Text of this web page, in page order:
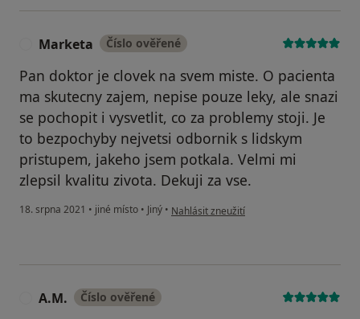
Marketa Číslo ověřené
Pan doktor je clovek na svem miste. O pacienta
ma skutecny zajem, nepise pouze leky, ale snazi
se pochopit i vysvetlit, co za problemy stoji. Je
to bezpochyby nejvetsi odbornik s lidskym
pristupem, jakeho jsem potkala. Velmi mi
zlepsil kvalitu zivota. Dekuji za vse.
18. srpna 2021 • jiné místo • Jiný • podle názoru uživatele Marketa
Nahlásit zneužití
A.M. Číslo ověřené